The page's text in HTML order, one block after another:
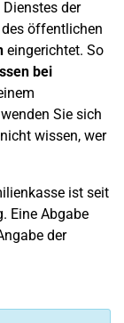
der
öffentlichen
eingerichtet. So
bei
Sie sich
wissen, wer
ist seit
Eine Abgabe
der